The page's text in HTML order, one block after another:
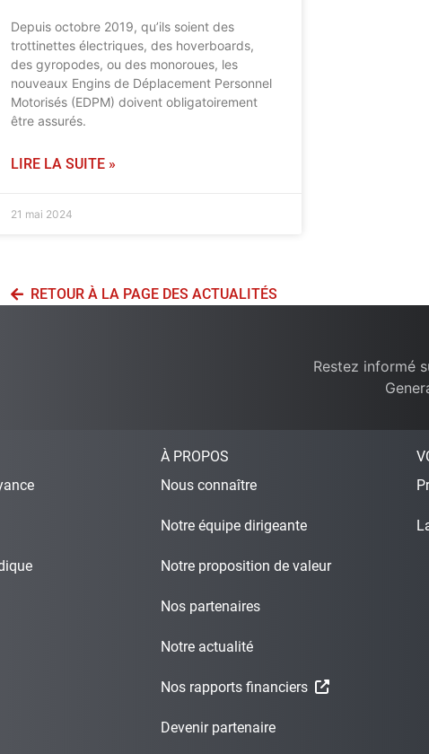
Depuis octobre 2019, qu’ils soient des
trottinettes électriques, des hoverboards,
des gyropodes, ou des monoroues, les
nouveaux Engins de Déplacement Personnel
Motorisés (EDPM) doivent obligatoirement
être assurés.
LIRE LA SUITE »
21 mai 2024
RETOUR À LA PAGE DES ACTUALITÉS
Restez informé
À PROPOS
Nous connaître
Notre équipe dirigeante
Notre proposition de valeur
Nos partenaires
Notre actualité
Nos rapports financiers
Devenir partenaire